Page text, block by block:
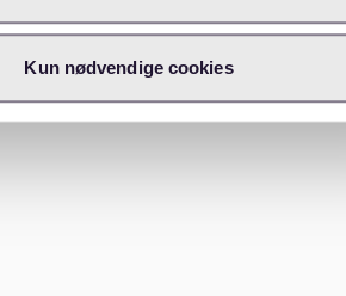
Kun nødvendige cookies
Spandau sind bekannt für
im Vergleich zu anderen